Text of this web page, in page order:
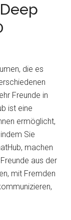
die es
Freunde in
ist eine
ermöglicht,
Sie
machen
aus der
mit Fremden